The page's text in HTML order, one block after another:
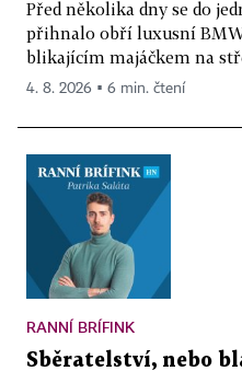
Před několika dny se do
přihnalo obří luxusní
blikajícím majáčkem na
4. 8. 2026 ▪ 6 min. čtení
RANNÍ BRÍFINK
Sběratelství, nebo